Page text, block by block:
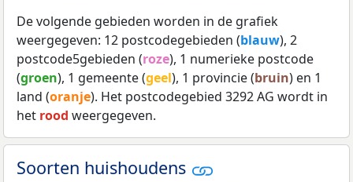
De volgende gebieden worden in de grafiek
weergegeven: 12 postcodegebieden (blauw), 2
postcode5gebieden (roze), 1 numerieke postcode
(groen), 1 gemeente (geel), 1 provincie (bruin) en 1
land (oranje). Het postcodegebied 3292 AG wordt in
het rood weergegeven.
Soorten huishoudens